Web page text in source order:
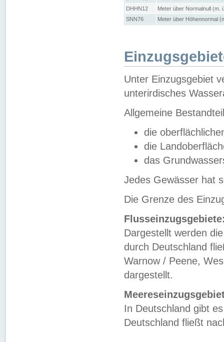
DHHN12
Meter über Normalnull (m.
SNN76
Meter über Höhennormal
Unter Einzugsgebiet
unterirdisches
Allgemeine
die
die
das
Jedes Gewässer hat
Die Grenze des
Dargestellt werden
durch Deutschland
Warnow / Peene,
dargestellt.
In Deutschland gibt
Deutschland fließt